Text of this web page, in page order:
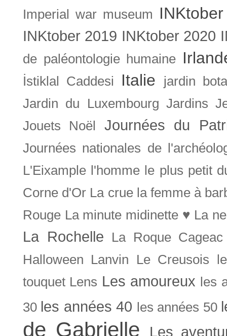
Imperial war museum INKtober
INKtober 2019 INKtober 2020
de paléontologie humaine
İstiklal Caddesi Italie
jardin
Jardin du Luxembourg Jardins
Jouets Noël
Journées du
Journées nationales de
L'Eixample l'homme le plus petit
Corne d'Or La crue la femme à
Rouge La minute midinette ♥ La
La Rochelle
La Roque Cageac
Halloween
Lanvin Le Creusois
touquet Lens Les amoureux les
30 les années 40 les années 50
de Gabrielle Les